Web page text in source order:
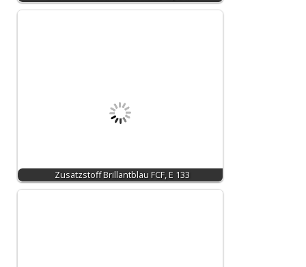
Zusatzstoff Brillantblau FCF, E 133